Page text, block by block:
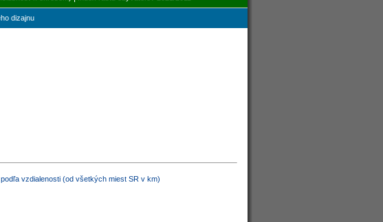
dizajnu
podľa vzdialenosti (od všetkých miest SR v km)